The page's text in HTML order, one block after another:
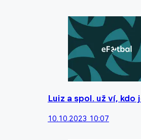
Luiz a spol. už ví, kdo
10.10.2023 10:07